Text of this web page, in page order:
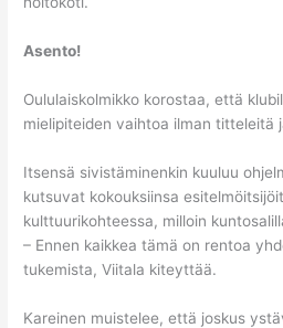
Asento!
Oululaiskolmikko korostaa, että
mielipiteiden vaihtoa ilman titteleitä
Itsensä sivistäminenkin kuuluu
kutsuvat kokouksiinsa
kulttuurikohteessa, milloin
– Ennen kaikkea tämä on rentoa
tukemista, Viitala kiteyttää.
Kareinen muistelee, että joskus